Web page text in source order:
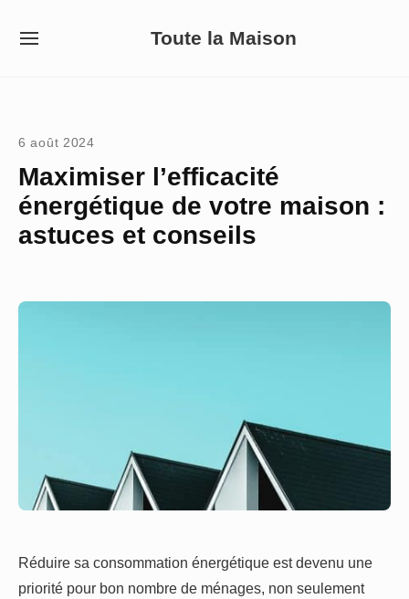
Toute la Maison
SITE
6 août 2024
Maximiser l’efficacité
énergétique de votre maison :
astuces et conseils
Réduire sa consommation énergétique est devenu une
priorité pour bon nombre de ménages, non seulement